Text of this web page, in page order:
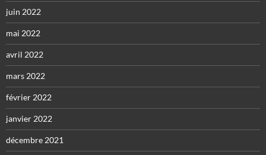
juin 2022
mai 2022
avril 2022
mars 2022
février 2022
janvier 2022
décembre 2021